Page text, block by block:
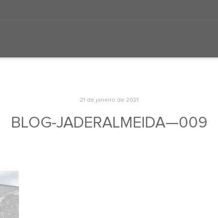
21 de janeiro de 2021
BLOG-JADERALMEIDA—009